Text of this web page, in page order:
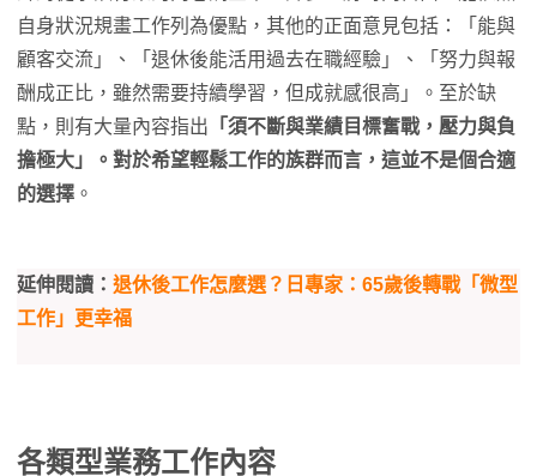
自身狀況規畫工作列為優點，其他的正面意見包括：「能與
顧客交流」、「退休後能活用過去在職經驗」、「努力與報
酬成正比，雖然需要持續學習，但成就感很高」。至於缺
點，則有大量內容指出 「須不斷與業績目標奮戰，壓力與負
擔極大」。對於希望輕鬆工作的族群而言，這並不是個合適
的選擇 。
延伸閱讀： 退休後工作怎麼選？日專家：65歲後轉戰「微型
工作」更幸福
各類型業務工作內容